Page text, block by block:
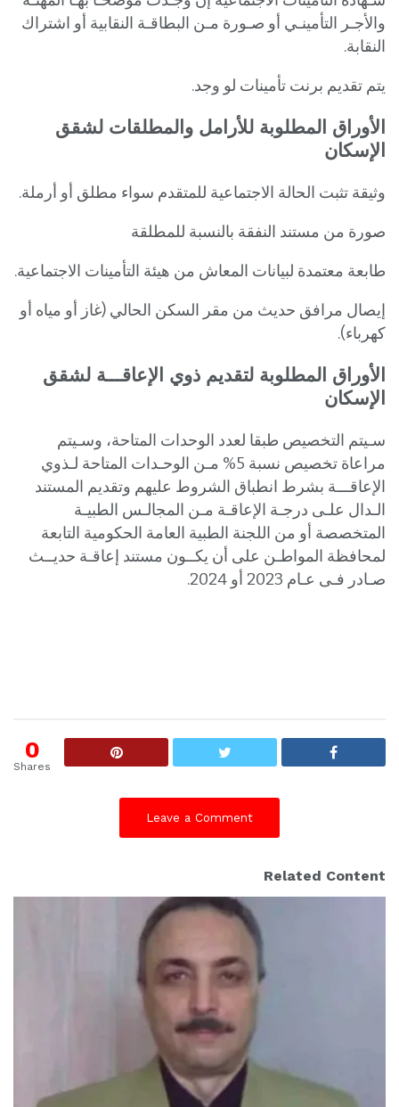
والأجـر التأمينـي أو صـورة مـن البطاقـة النقابية أو اشتراك
النقابة.
يتم تقديم برنت تأمينات لو وجد.
الأوراق المطلوبة للأرامل والمطلقات لشقق
الإسكان
وثيقة تثبت الحالة الاجتماعية للمتقدم سواء مطلق أو أرملة.
صورة من مستند النفقة بالنسبة للمطلقة
طابعة معتمدة لبيانات المعاش من هيئة التأمينات الاجتماعية.
إيصال مرافق حديث من مقر السكن الحالي (غاز أو مياه أو
كهرباء).
الأوراق المطلوبة لتقديم ذوي الإعاقـــة لشقق
الإسكان
سـيتم التخصيص طبقا لعدد الوحدات المتاحة، وسـيتم
مراعاة تخصيص نسبة 5% مـن الوحـدات المتاحة لـذوي
الإعاقـــة بشرط انطباق الشروط عليهم وتقديم المستند
الـدال علـى درجـة الإعاقـة مـن المجالـس الطبيـة
المتخصصة أو من اللجنة الطبية العامة الحكومية التابعة
لمحافظة المواطـن على أن يكــون مستند إعاقـة حديــث
صـادر فـى عـام 2023 أو 2024.
0
Shares
Leave a Comment
Related Content